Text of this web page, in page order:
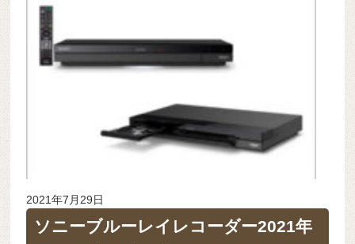
2021年7月29日
ソニーブルーレイレコーダー2021年